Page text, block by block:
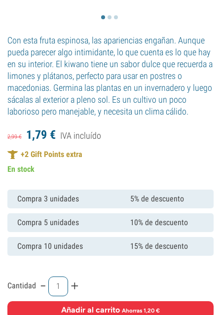
Con esta fruta espinosa, las apariencias engañan. Aunque
pueda parecer algo intimidante, lo que cuenta es lo que hay
en su interior. El kiwano tiene un sabor dulce que recuerda a
limones y plátanos, perfecto para usar en postres o
macedonias. Germina las plantas en un invernadero y luego
sácalas al exterior a pleno sol. Es un cultivo un poco
laborioso pero manejable, y necesita un clima cálido.
2,99€ 1,79 € IVA incluído
+2 Gift Points extra
En stock
Compra 3 unidades 5% de descuento
Compra 5 unidades 10% de descuento
Compra 10 unidades 15% de descuento
Cantidad - +
Añadir al carrito·Ahorras 1,20 €